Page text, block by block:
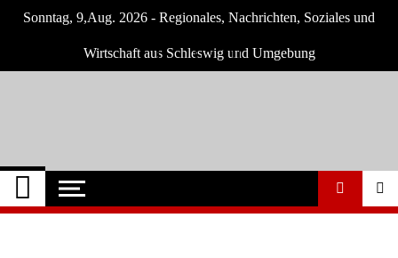
Sonntag, 9,Aug. 2026 - Regionales, Nachrichten, Soziales und
Wirtschaft aus Schleswig und Umgebung
Schleswig Szene
Neuigkeiten und Nachrichten aus Schleswig
und Umgebung